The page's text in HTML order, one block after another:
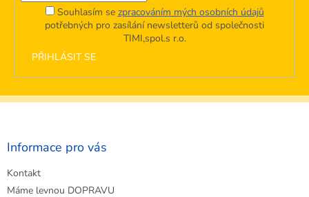
Souhlasím se zpracováním mých osobních údajů
potřebných pro zasílání newsletterů od společnosti
TIMI,spol.s r.o.
PŘIHLÁSIT SE
Z
Informace pro vás
Kontakt
Máme levnou DOPRAVU